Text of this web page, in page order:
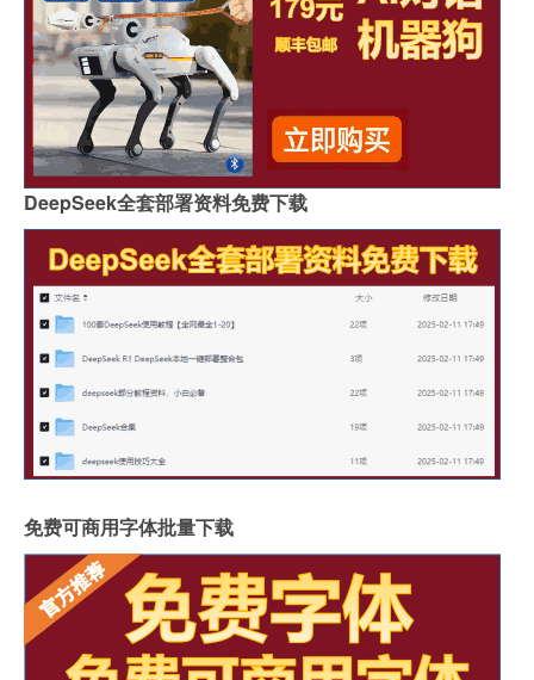
DeepSeek全套部署资料免费下载
免费可商用字体批量下载